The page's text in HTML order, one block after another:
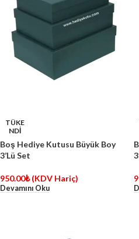
TÜKE
NDİ
Boş Hediye Kutusu Büyük Boy
3’Lü Set
950.00₺ (KDV Hariç)
Devamını Oku